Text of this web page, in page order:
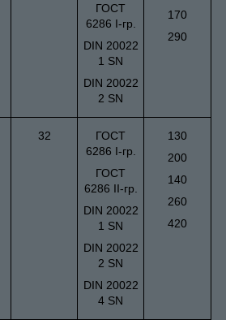
ГОСТ
6286 I-гр.
DIN 20022
1 SN
DIN 20022
2 SN
170
290
32
ГОСТ
6286 I-гр.
ГОСТ
6286 II-гр.
DIN 20022
1 SN
DIN 20022
2 SN
DIN 20022
4 SN
130
200
140
260
420